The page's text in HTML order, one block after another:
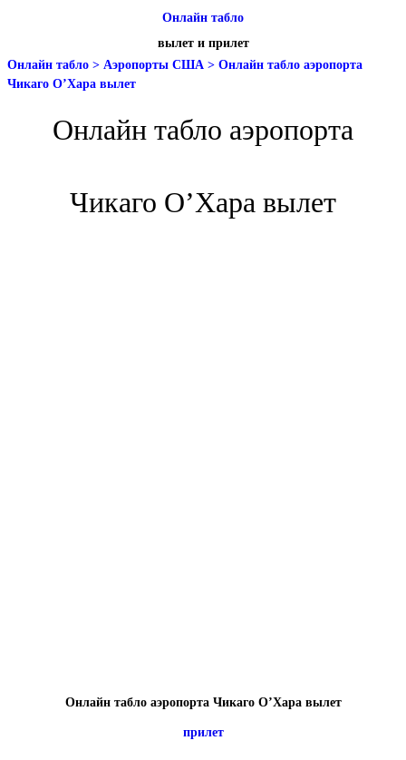
Онлайн табло
вылет и прилет
Онлайн табло > Аэропорты США > Онлайн табло аэропорта
Чикаго О’Хара вылет
Онлайн табло аэропорта
Чикаго О’Хара вылет
Онлайн табло аэропорта Чикаго О’Хара вылет
прилет